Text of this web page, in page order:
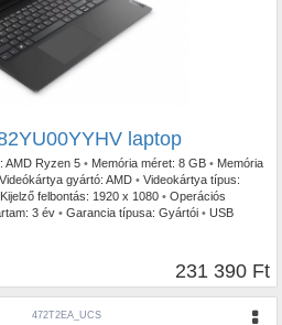
laptop
AMD Ryzen 5 • Memória méret: 8 GB • Memória
Videókártya gyártó: AMD • Videokártya típus:
Kijelző felbontás: 1920 x 1080 • Operációs
3 év • Garancia típusa: Gyártói • USB
231 390 Ft
472T2EA_UCS